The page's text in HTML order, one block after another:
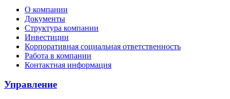
О компании
Документы
Структура компании
Инвестиции
Корпоративная социальная ответственность
Работа в компании
Контактная информация
Управление